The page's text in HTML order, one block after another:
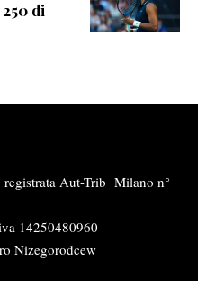
di
registrata Aut-Trib Milano n°
14250480960
Nizegorodcew